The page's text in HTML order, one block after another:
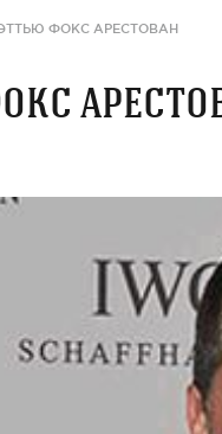
ФОКС АРЕСТОВАН